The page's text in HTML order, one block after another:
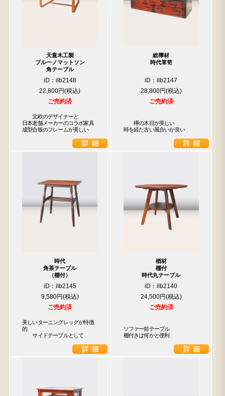
天童木工製
ブルーノマットソン
角テーブル
iD：ilb2148
22,800円
ご売約済
北欧のデザイナーと
日本老舗メーカーのコラボ家具
成型合板のフレームが美しい
総﨔材
時代箪笥
iD：ilb2147
28,800円
ご売約済
欅の木目が美しい
時を経た古い風合いが良い
時代
角茶テーブル
（棚付）
iD：ilb2145
9,580円
ご売約済
美しいターニングレッグが特徴
的
サイドテーブルとして
楢材
棚付
時代丸テーブル
iD：ilb2140
24,500円
ご売約済
ソファー前テーブル
棚付きは何かと便利